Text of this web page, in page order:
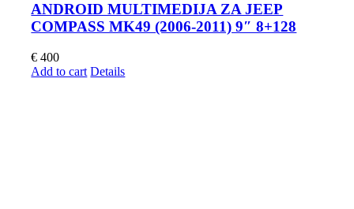
ANDROID MULTIMEDIJA ZA JEEP
COMPASS MK49 (2006-2011) 9″ 8+128
€ 400
Add to cart Details